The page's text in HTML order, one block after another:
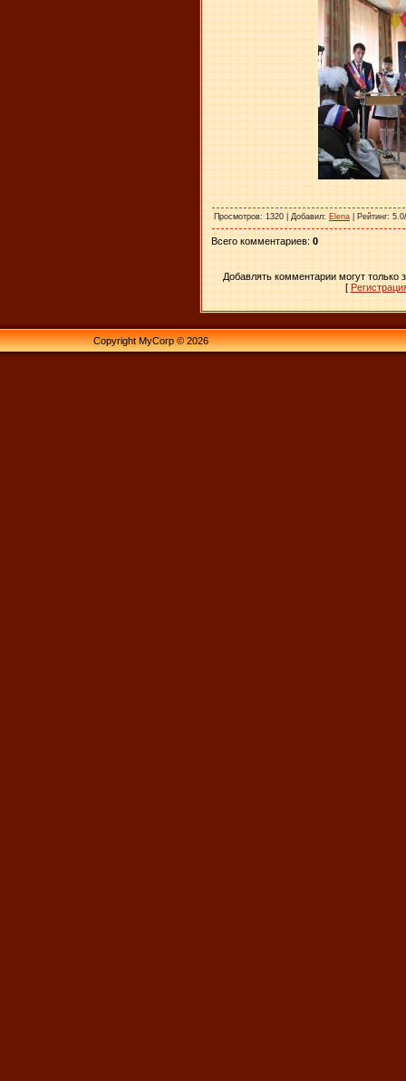
Просмотров: 1320 | Добавил: Elena Рейтинг:
Всего комментариев: 0
Добавлять комментарии могут только
[
Copyright MyCorp © 2026